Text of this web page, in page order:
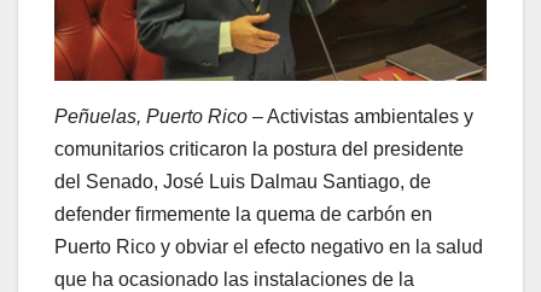
Peñuelas, Puerto Rico – Activistas ambientales y
comunitarios criticaron la postura del presidente
del Senado, José Luis Dalmau Santiago, de
defender firmemente la quema de carbón en
Puerto Rico y obviar el efecto negativo en la salud
que ha ocasionado las instalaciones de la